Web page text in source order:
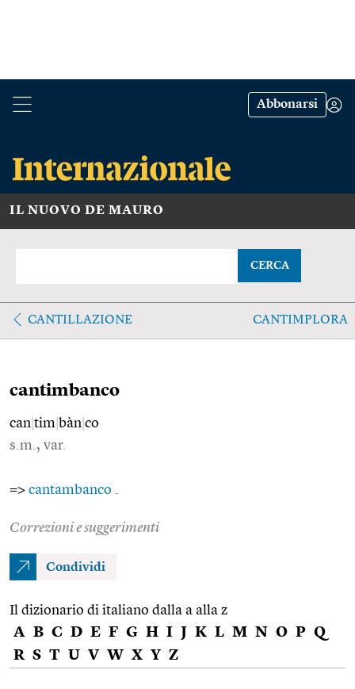
Abbonarsi
IL NUOVO DE MAURO
CERCA
CANTILLAZIONE CANTIMPLORA
cantimbanco
can tim bàn co
s.m., var.
=> cantambanco
Correzioni e suggerimenti
Condividi
Il dizionario di italiano dalla a alla z
A B C D E F G H I J K L M N O P Q
R S T U V W X Y Z